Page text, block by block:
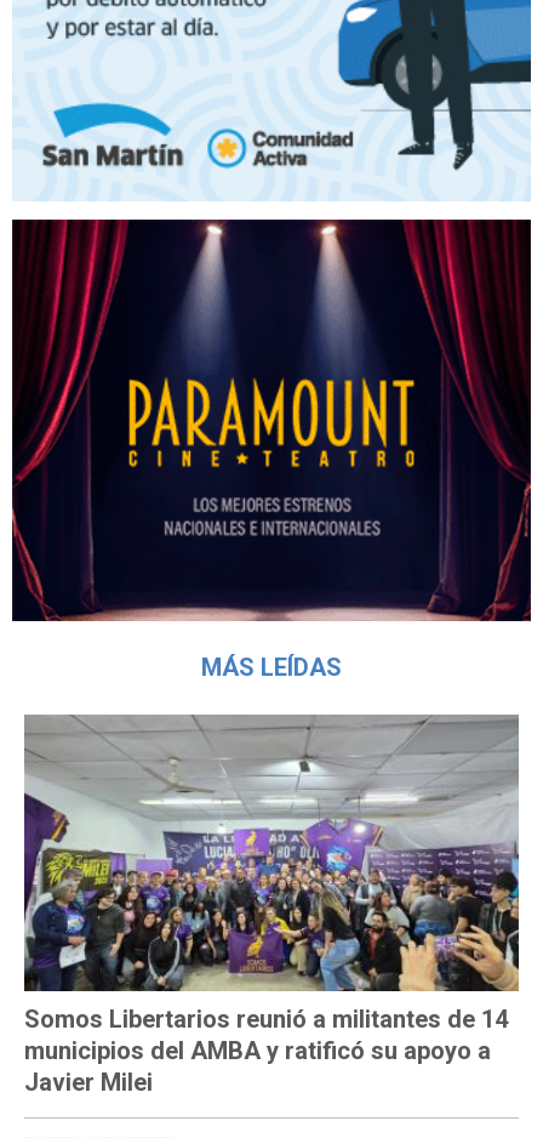
MÁS LEÍDAS
Somos Libertarios reunió a militantes de 14
municipios del AMBA y ratificó su apoyo a
Javier Milei